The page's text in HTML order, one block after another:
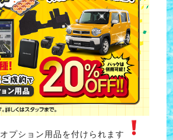
プション用品を付けられます